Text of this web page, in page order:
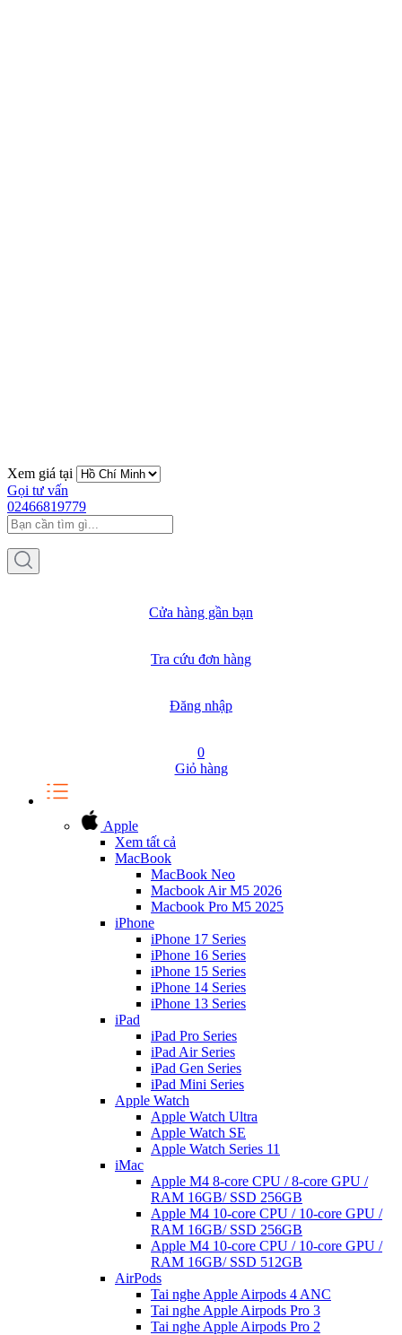
Xem giá tại
Gọi tư vấn
02466819779
Cửa hàng gần bạn
Tra cứu đơn hàng
Đăng nhập
0
Giỏ hàng
Apple
Xem tất cả
MacBook
MacBook Neo
Macbook Air M5 2026
Macbook Pro M5 2025
iPhone
iPhone 17 Series
iPhone 16 Series
iPhone 15 Series
iPhone 14 Series
iPhone 13 Series
iPad
iPad Pro Series
iPad Air Series
iPad Gen Series
iPad Mini Series
Apple Watch
Apple Watch Ultra
Apple Watch SE
Apple Watch Series 11
iMac
Apple M4 8-core CPU / 8-core GPU /
RAM 16GB/ SSD 256GB
Apple M4 10-core CPU / 10-core GPU /
RAM 16GB/ SSD 256GB
Apple M4 10-core CPU / 10-core GPU /
RAM 16GB/ SSD 512GB
AirPods
Tai nghe Apple Airpods 4 ANC
Tai nghe Apple Airpods Pro 3
Tai nghe Apple Airpods Pro 2